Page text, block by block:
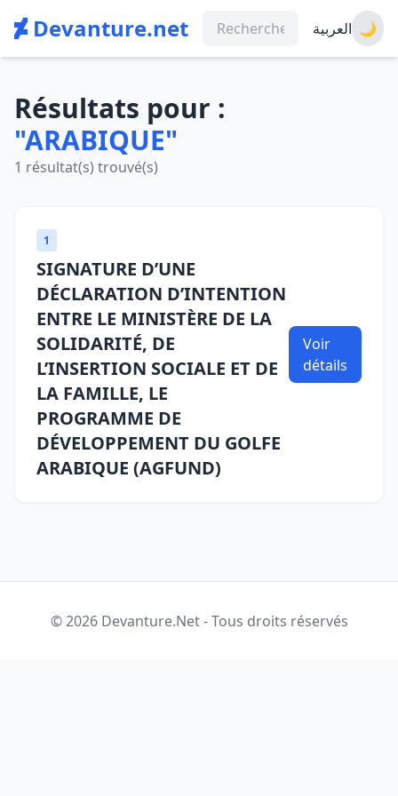
Devanture.net العربية 🌙
Résultats pour :
"ARABIQUE"
1 résultat(s) trouvé(s)
1
SIGNATURE D’UNE
DÉCLARATION D’INTENTION
ENTRE LE MINISTÈRE DE LA
SOLIDARITÉ, DE
L’INSERTION SOCIALE ET DE
LA FAMILLE, LE
PROGRAMME DE
DÉVELOPPEMENT DU GOLFE
ARABIQUE (AGFUND)
Voir
détails
© 2026 Devanture.Net - Tous droits réservés